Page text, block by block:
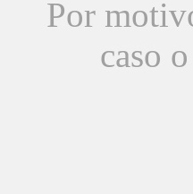
Por
caso